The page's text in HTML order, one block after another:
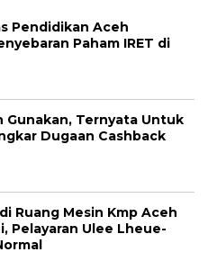
Pendidikan Aceh
Paham IRET di
Gunakan, Ternyata Untuk
Dugaan Cashback
Ruang Mesin Kmp Aceh
Pelayaran Ulee Lheue-